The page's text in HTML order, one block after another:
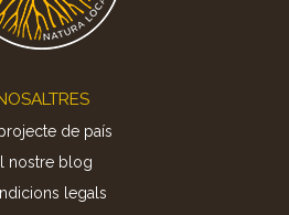
de país
nostre blog
legals